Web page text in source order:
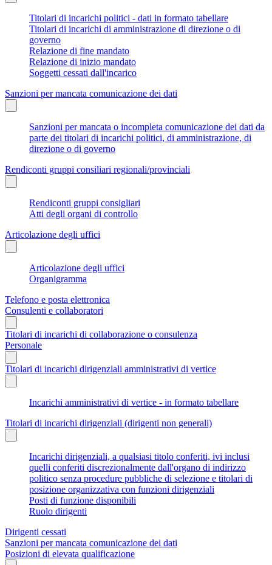
Titolari di incarichi politici - dati in formato tabellare
Titolari di incarichi di amministrazione di direzione o di
governo
Relazione di fine mandato
Relazione di inizio mandato
Soggetti cessati dall'incarico
Sanzioni per mancata comunicazione dei dati
Sanzioni per mancata o incompleta comunicazione dei dati da
parte dei titolari di incarichi politici, di amministrazione, di
direzione o di governo
Rendiconti gruppi consiliari regionali/provinciali
Rendiconti gruppi consigliari
Atti degli organi di controllo
Articolazione degli uffici
Articolazione degli uffici
Organigramma
Telefono e posta elettronica
Consulenti e collaboratori
Titolari di incarichi di collaborazione o consulenza
Personale
Titolari di incarichi dirigenziali amministrativi di vertice
Incarichi amministrativi di vertice - in formato tabellare
Titolari di incarichi dirigenziali (dirigenti non generali)
Incarichi dirigenziali, a qualsiasi titolo conferiti, ivi inclusi
quelli conferiti discrezionalmente dall'organo di indirizzo
politico senza procedure pubbliche di selezione e titolari di
posizione organizzativa con funzioni dirigenziali
Posti di funzione disponibili
Ruolo dirigenti
Dirigenti cessati
Sanzioni per mancata comunicazione dei dati
Posizioni di elevata qualificazione